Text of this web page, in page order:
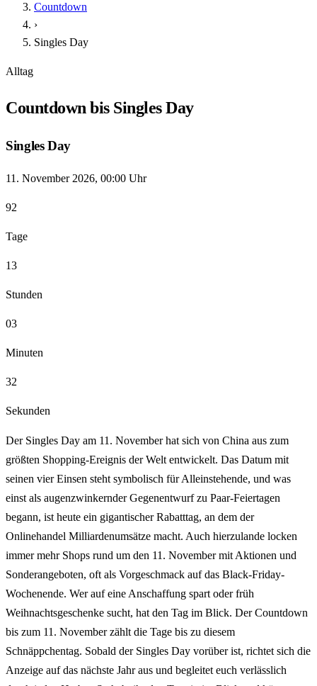
Countdown
›
Singles Day
Alltag
Countdown bis Singles Day
Singles Day
11. November 2026, 00:00 Uhr
92
Tage
13
Stunden
03
Minuten
31
Sekunden
Der Singles Day am 11. November hat sich von China aus zum
größten Shopping-Ereignis der Welt entwickelt. Das Datum mit
seinen vier Einsen steht symbolisch für Alleinstehende, und was
einst als augenzwinkernder Gegenentwurf zu Paar-Feiertagen
begann, ist heute ein gigantischer Rabatttag, an dem der
Onlinehandel Milliardenumsätze macht. Auch hierzulande locken
immer mehr Shops rund um den 11. November mit Aktionen und
Sonderangeboten, oft als Vorgeschmack auf das Black-Friday-
Wochenende. Wer auf eine Anschaffung spart oder früh
Weihnachtsgeschenke sucht, hat den Tag im Blick. Der Countdown
bis zum 11. November zählt die Tage bis zu diesem
Schnäppchentag. Sobald der Singles Day vorüber ist, richtet sich die
Anzeige auf das nächste Jahr aus und begleitet euch verlässlich